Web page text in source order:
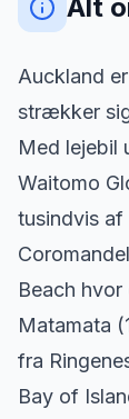
Alt
Auckland
strækker
Med lejebil
Waitomo
tusindvis af
Beach
Matamata
fra
Bay of